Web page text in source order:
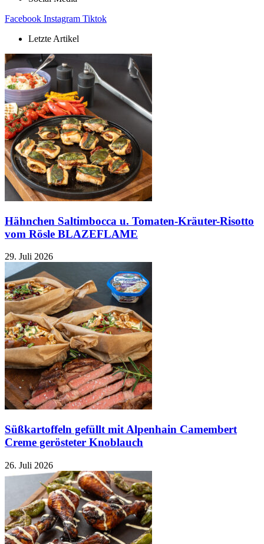
Facebook Instagram Tiktok
Letzte Artikel
Hähnchen Saltimbocca u. Tomaten-Kräuter-Risotto
vom Rösle BLAZEFLAME
29. Juli 2026
Süßkartoffeln gefüllt mit Alpenhain Camembert
Creme gerösteter Knoblauch
26. Juli 2026